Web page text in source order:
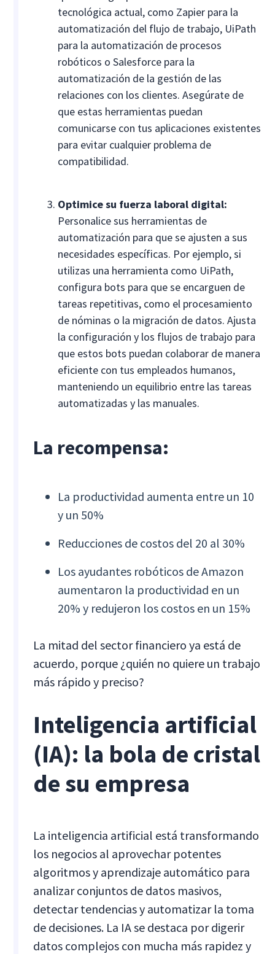
tecnológica actual, como Zapier para la
automatización del flujo de trabajo, UiPath
para la automatización de procesos
robóticos o Salesforce para la
automatización de la gestión de las
relaciones con los clientes. Asegúrate de
que estas herramientas puedan
comunicarse con tus aplicaciones existentes
para evitar cualquier problema de
compatibilidad.
Optimice su fuerza laboral digital:
Personalice sus herramientas de
automatización para que se ajusten a sus
necesidades específicas. Por ejemplo, si
utilizas una herramienta como UiPath,
configura bots para que se encarguen de
tareas repetitivas, como el procesamiento
de nóminas o la migración de datos. Ajusta
la configuración y los flujos de trabajo para
que estos bots puedan colaborar de manera
eficiente con tus empleados humanos,
manteniendo un equilibrio entre las tareas
automatizadas y las manuales.
La recompensa:
La productividad aumenta entre un 10
y un 50%
Reducciones de costos del 20 al 30%
Los ayudantes robóticos de Amazon
aumentaron la productividad en un
20% y redujeron los costos en un 15%
La mitad del sector financiero ya está de
acuerdo, porque ¿quién no quiere un trabajo
más rápido y preciso?
Inteligencia artificial
(IA): la bola de cristal
de su empresa
La inteligencia artificial está transformando
los negocios al aprovechar potentes
algoritmos y aprendizaje automático para
analizar conjuntos de datos masivos,
detectar tendencias y automatizar la toma
de decisiones. La IA se destaca por digerir
datos complejos con mucha más rapidez y